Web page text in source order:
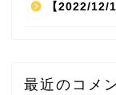
【2022/12/
最近のコメ